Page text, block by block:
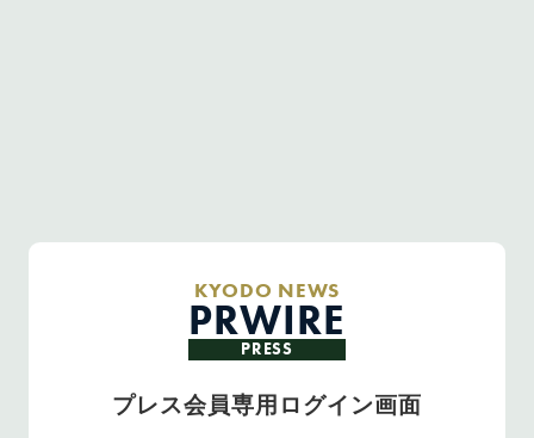
KYODO NEWS
PRWIRE
PRESS
プレス会員専用ログイン画面